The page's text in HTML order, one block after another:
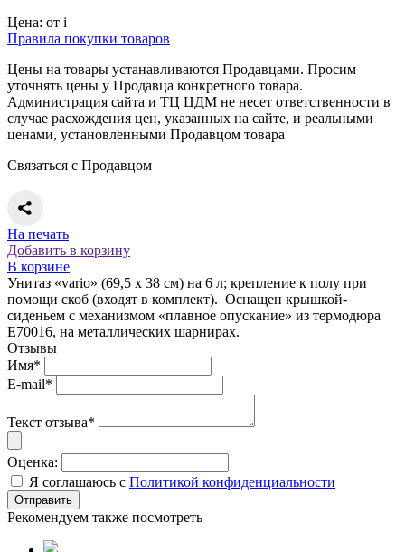
Цена: от i
Правила покупки товаров
Цены на товары устанавливаются Продавцами. Просим
уточнять цены у Продавца конкретного товара.
Администрация сайта и ТЦ ЦДМ не несет ответственности в
случае расхождения цен, указанных на сайте, и реальными
ценами, установленными Продавцом товара
Связаться с Продавцом
На печать
Добавить в корзину
В корзине
Унитаз «vario» (69,5 х 38 см) на 6 л; крепление к полу при
помощи скоб (входят в комплект). Оснащен крышкой-
сиденьем с механизмом «плавное опускание» из термодюра
Е70016, на металлических шарнирах.
Отзывы
Имя*
E-mail*
Текст отзыва*
Оценка:
Я соглашаюсь с Политикой конфиденциальности
Рекомендуем также посмотреть